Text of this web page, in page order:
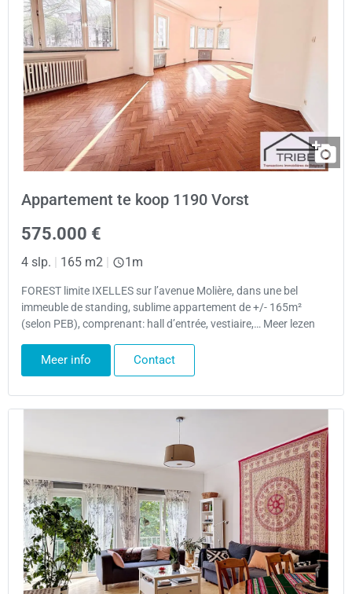
Appartement te koop 1190 Vorst
575.000 €
4 slp. | 165 m2 | 1m
FOREST limite IXELLES sur l’avenue Molière, dans une bel
immeuble de standing, sublime appartement de +/- 165m²
(selon PEB), comprenant: hall d’entrée, vestiaire,… Meer lezen
Meer info Contact